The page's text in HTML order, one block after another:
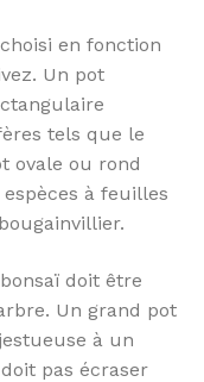
en fonction
Un pot
tels que le
ovale ou rond
à feuilles
doit être
Un grand pot
à un
pas écraser